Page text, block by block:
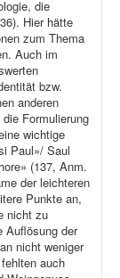
die
Hier hätte
zum Thema
Auch im
bzw.
anderen
Formulierung
wichtige
Paul»/ Saul
(137, Anm.
der leichteren
Punkte an,
nicht zu
Auflösung der
nicht weniger
auch